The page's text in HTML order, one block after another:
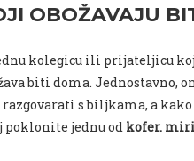
OBOŽAVAJU
kolegicu ili prijateljicu
biti doma. Jednostavno,
s biljkama, a
poklonite jednu od kofer.